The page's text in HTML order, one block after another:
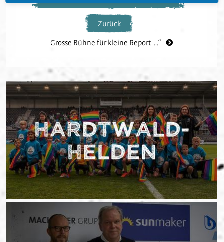
Zurück
Grosse Bühne für kleine Report ...“